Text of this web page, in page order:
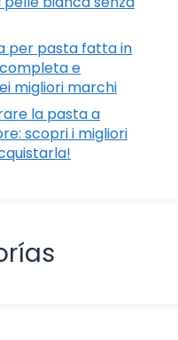
per pasta fatta in
e
migliori marchi
la pasta a
scopri i migliori